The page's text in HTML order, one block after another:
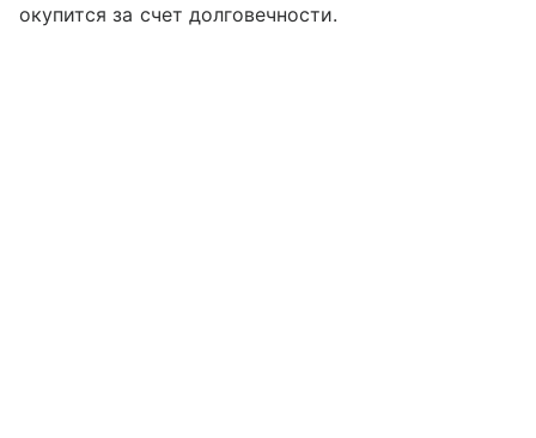
окупится за счет долговечности.